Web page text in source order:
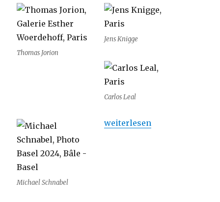
Thomas Jorion
Jens Knigge
Carlos Leal
Michael Schnabel
„Des pièces uniques à Paris
weiterlesen